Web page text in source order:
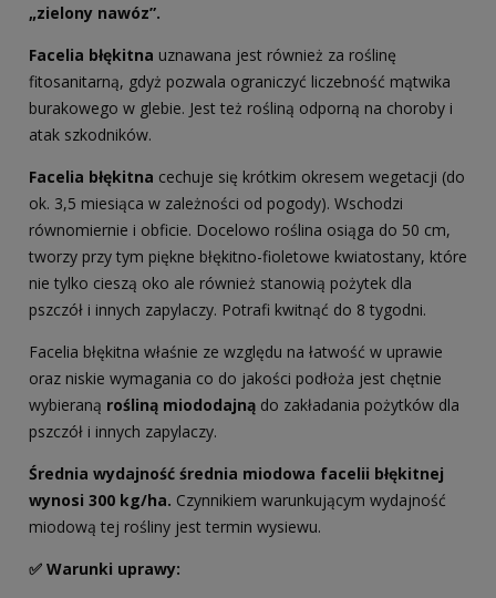
„zielony nawóz”.
Facelia błękitna uznawana jest również za roślinę
fitosanitarną, gdyż pozwala ograniczyć liczebność mątwika
burakowego w glebie. Jest też rośliną odporną na choroby i
atak szkodników.
Facelia błękitna cechuje się krótkim okresem wegetacji (do
ok. 3,5 miesiąca w zależności od pogody). Wschodzi
równomiernie i obficie. Docelowo roślina osiąga do 50 cm,
tworzy przy tym piękne błękitno-fioletowe kwiatostany, które
nie tylko cieszą oko ale również stanowią pożytek dla
pszczół i innych zapylaczy. Potrafi kwitnąć do 8 tygodni.
Facelia błękitna właśnie ze względu na łatwość w uprawie
oraz niskie wymagania co do jakości podłoża jest chętnie
wybieraną rośliną miododajną do zakładania pożytków dla
pszczół i innych zapylaczy.
Średnia wydajność średnia miodowa facelii błękitnej
wynosi 300 kg/ha. Czynnikiem warunkującym wydajność
miodową tej rośliny jest termin wysiewu.
✅ Warunki uprawy: